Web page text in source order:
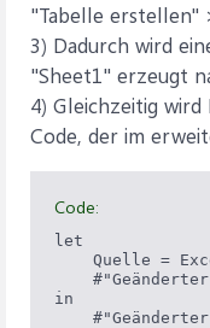
"Tabelle erstellen"
3) Dadurch wird
"Sheet1" erzeugt
4) Gleichzeitig
Code, der im
Code:
let
Quelle =
in